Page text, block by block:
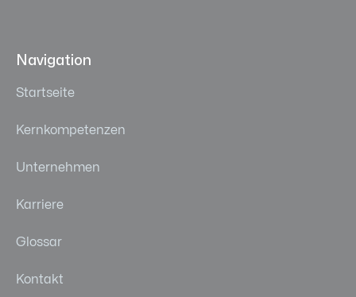
Navigation
Startseite
Kernkompetenzen
Unternehmen
Karriere
Glossar
Kontakt